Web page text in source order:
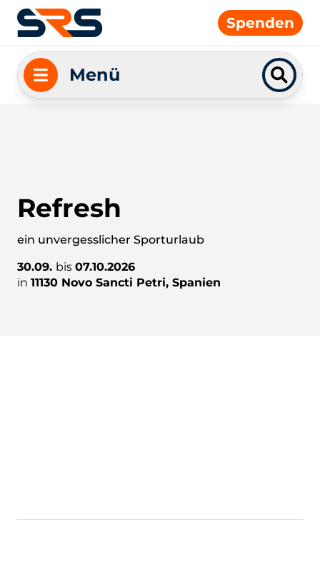
Spenden
Menü
Refresh
ein unvergesslicher Sporturlaub
30.09. bis 07.10.2026
in 11130 Novo Sancti Petri, Spanien